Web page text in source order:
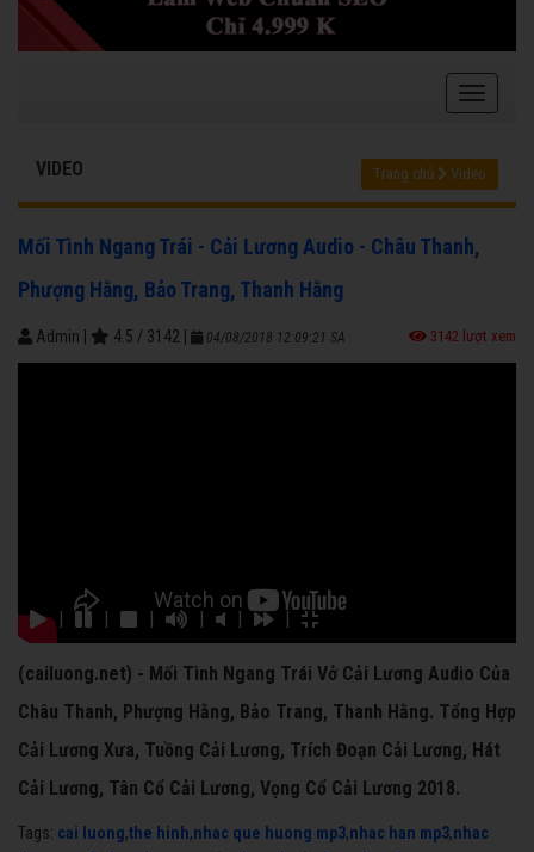
VIDEO Trang chủ Video
Mối Tình Ngang Trái - Cải Lương Audio - Châu Thanh,
Phượng Hằng, Bảo Trang, Thanh Hằng
Admin 4.5 / 3142 04/08/2018 12:09:21 SA 3142 lượt xem
(cailuong.net) - Mối Tình Ngang Trái Vở Cải Lương Audio Của
Châu Thanh, Phượng Hằng, Bảo Trang, Thanh Hằng. Tổng Hợp
Cải Lương Xưa, Tuồng Cải Lương, Trích Đoạn Cải Lương, Hát
Cải Lương, Tân Cổ Cải Lương, Vọng Cổ Cải Lương 2018.
Tags: cai luong,the hinh,nhac que huong mp3,nhac han mp3,nhac